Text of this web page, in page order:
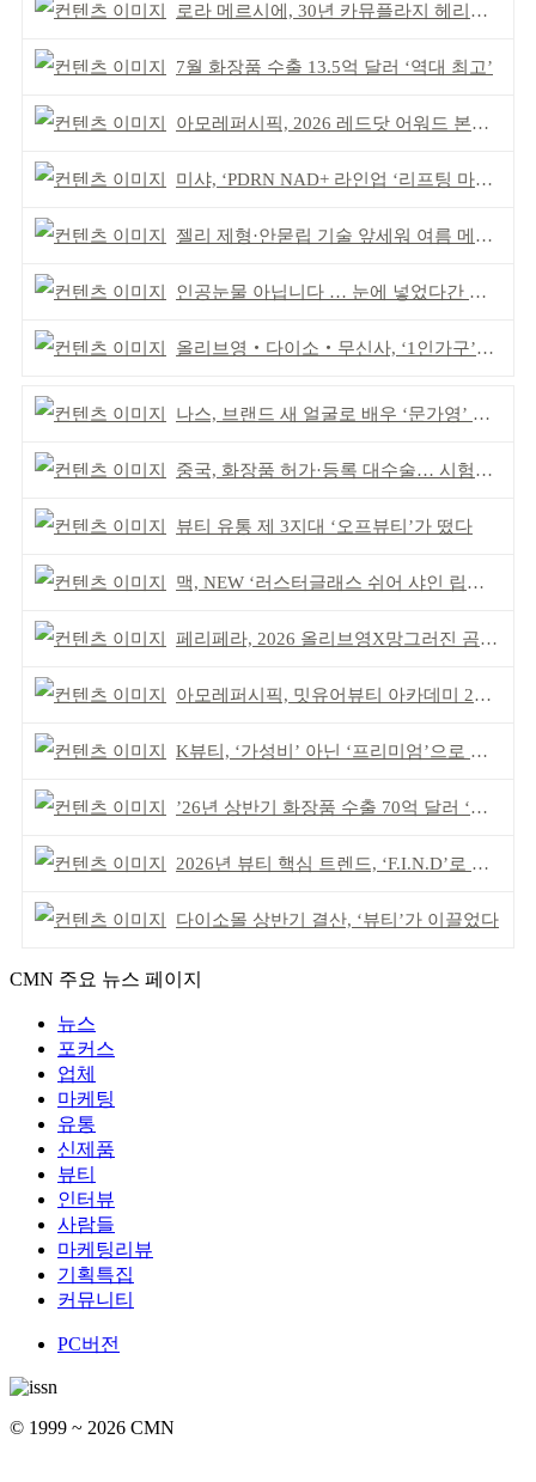
로라 메르시에, 30년 카뮤플라지 헤리티지 담아
7월 화장품 수출 13.5억 달러 ‘역대 최고’
아모레퍼시픽, 2026 레드닷 어워드 본상 2개 수상
미샤, ‘PDRN NAD+ 라인업 ‘리프팅 마스크’ 출시
젤리 제형·안묻립 기술 앞세워 여름 메이크업 시장 공략
인공눈물 아닙니다 … 눈에 넣었다간 각막 손상
올리브영‧다이소‧무신사, ‘1인가구’가 이끈다
나스, 브랜드 새 얼굴로 배우 ‘문가영’ 발탁
중국, 화장품 허가·등록 대수술… 시험자료 공용 허용
뷰티 유통 제 3지대 ‘오프뷰티’가 떴다
맥, NEW ‘러스터글래스 쉬어 샤인 립스틱’ 출시
페리페라, 2026 올리브영X망그러진 곰 콜라보
아모레퍼시픽, 밋유어뷰티 아카데미 2기 발대식
K뷰티, ‘가성비’ 아닌 ‘프리미엄’으로 승부걸어야
’26년 상반기 화장품 수출 70억 달러 ‘역대 최고’
2026년 뷰티 핵심 트렌드, ‘F.I.N.D’로 읽는다
다이소몰 상반기 결산, ‘뷰티’가 이끌었다
CMN 주요 뉴스 페이지
뉴스
포커스
업체
마케팅
유통
신제품
뷰티
인터뷰
사람들
마케팅리뷰
기획특집
커뮤니티
PC버전
© 1999 ~ 2026 CMN